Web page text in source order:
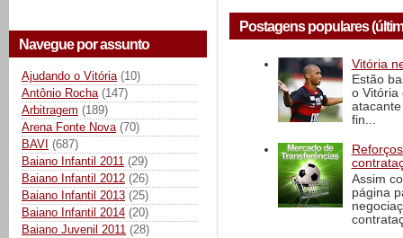
Navegue por assunto
Ajudando o Vitória (10)
Antônio Rocha (147)
Arbitragem (189)
Arena Fonte Nova (70)
BAVI (687)
Baiano Infantil 2011 (29)
Baiano Infantil 2012 (26)
Baiano Infantil 2013 (25)
Baiano Infantil 2014 (20)
Baiano Juvenil 2011 (28)
Postagens populares
Vitória
Estão
o Vitória
fin...
Assim
página